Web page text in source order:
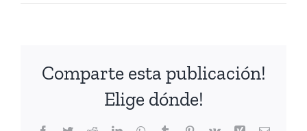
Velatón
José
Domingo
Comparte esta publicación!
Elige dónde!